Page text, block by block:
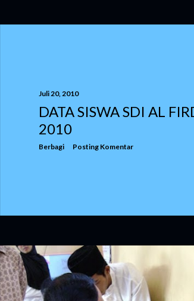
Juli 20, 2010
DATA SISWA SDI AL
2010
Berbagi Posting Komentar